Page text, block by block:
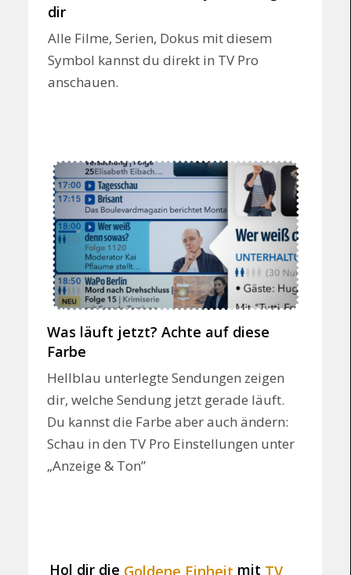
dir
Alle Filme, Serien, Dokus mit diesem
Symbol kannst du direkt in TV Pro
anschauen.
Was läuft jetzt? Achte auf diese
Farbe
Hellblau unterlegte Sendungen zeigen
dir, welche Sendung jetzt gerade läuft.
Du kannst die Farbe aber auch ändern:
Schau in den TV Pro Einstellungen unter
„Anzeige & Ton”
Hol dir die Goldene Einheit mit TV